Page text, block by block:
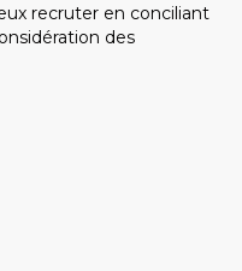
recruter en conciliant
des